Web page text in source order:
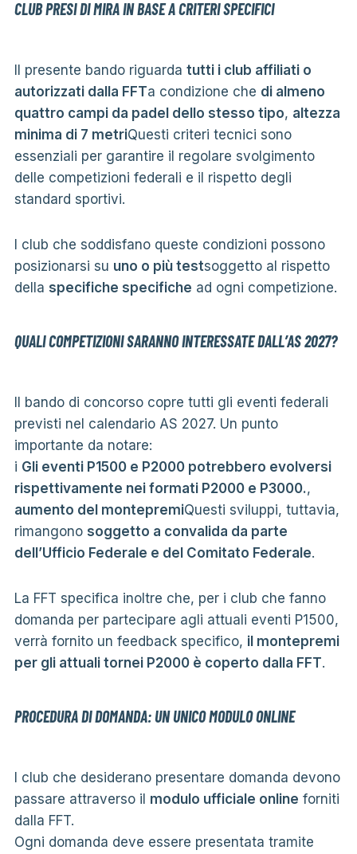
CLUB PRESI DI MIRA IN BASE A CRITERI SPECIFICI
Il presente bando riguarda tutti i club affiliati o
autorizzati dalla FFTa condizione che di almeno
quattro campi da padel dello stesso tipo, altezza
minima di 7 metriQuesti criteri tecnici sono
essenziali per garantire il regolare svolgimento
delle competizioni federali e il rispetto degli
standard sportivi.
I club che soddisfano queste condizioni possono
posizionarsi su uno o più testsoggetto al rispetto
della specifiche specifiche ad ogni competizione.
QUALI COMPETIZIONI SARANNO INTERESSATE DALL’AS 2027?
Il bando di concorso copre tutti gli eventi federali
previsti nel calendario AS 2027. Un punto
importante da notare:
i Gli eventi P1500 e P2000 potrebbero evolversi
rispettivamente nei formati P2000 e P3000.,
aumento del montepremiQuesti sviluppi, tuttavia,
rimangono soggetto a convalida da parte
dell’Ufficio Federale e del Comitato Federale.
La FFT specifica inoltre che, per i club che fanno
domanda per partecipare agli attuali eventi P1500,
verrà fornito un feedback specifico, il montepremi
per gli attuali tornei P2000 è coperto dalla FFT.
PROCEDURA DI DOMANDA: UN UNICO MODULO ONLINE
I club che desiderano presentare domanda devono
passare attraverso il modulo ufficiale online forniti
dalla FFT.
Ogni domanda deve essere presentata tramite